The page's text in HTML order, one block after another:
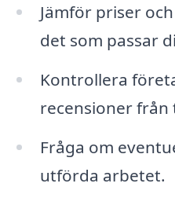
Jämför priser
det som passar
Kontrollera
recensioner från
Fråga om
utförda arbetet.